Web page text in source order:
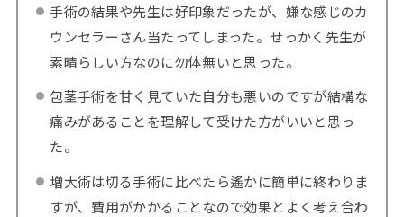
手術の結果や先生は好印象だったが、嫌な感じのカ
ウンセラーさん当たってしまった。せっかく先生が
素晴らしい方なのに勿体無いと思った。
包茎手術を甘く見ていた自分も悪いのですが結構な
痛みがあることを理解して受けた方がいいと思っ
た。
増大術は切る手術に比べたら遙かに簡単に終わりま
すが、費用がかかることなので効果とよく考え合わ